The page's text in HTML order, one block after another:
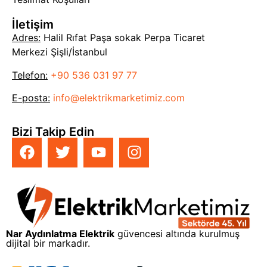
İletişim
Adres: Halil Rıfat Paşa sokak Perpa Ticaret
Merkezi Şişli/İstanbul
Telefon: +90 536 031 97 77
E-posta: info@elektrikmarketimiz.com
Bizi Takip Edin
Nar Aydınlatma Elektrik güvencesi altında kurulmuş
dijital bir markadır.